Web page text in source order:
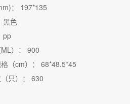
： 197*135
黑色
pp
）： 900
（cm）： 68*48.5*45
只）： 630